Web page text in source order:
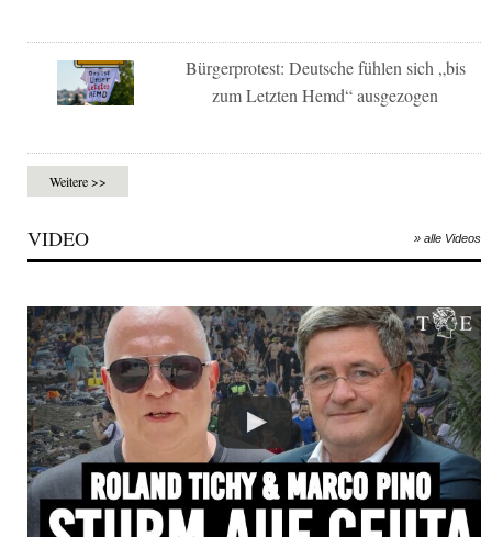
Bürgerprotest: Deutsche fühlen sich „bis
zum Letzten Hemd“ ausgezogen
Weitere >>
VIDEO » alle Videos